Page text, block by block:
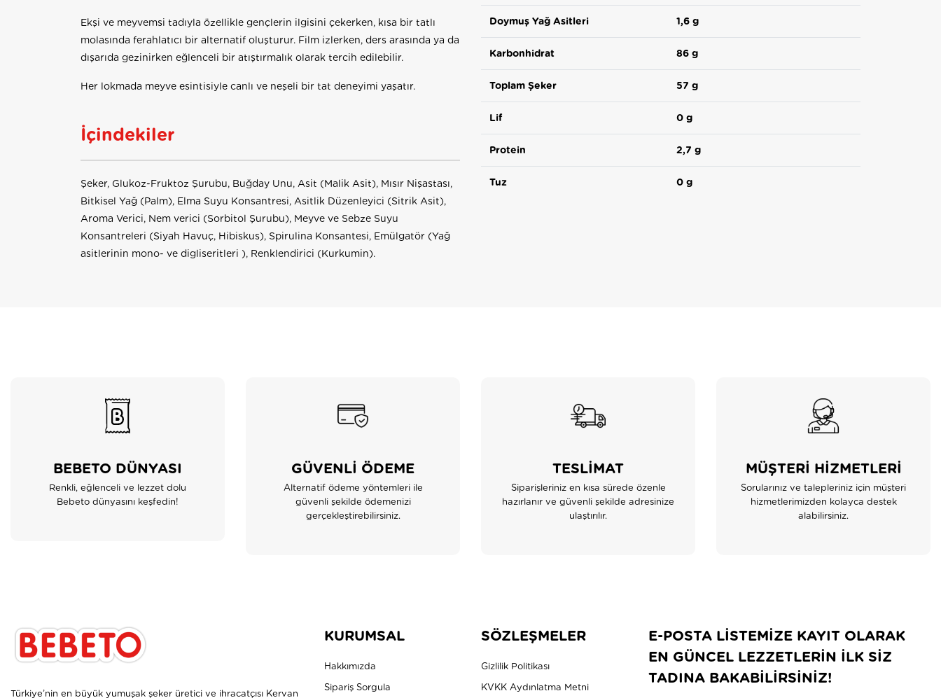
Ekşi ve meyvemsi tadıyla özellikle gençlerin ilgisini çekerken, kısa bir tatlı
molasında ferahlatıcı bir alternatif oluşturur. Film izlerken, ders arasında ya da
dışarıda gezinirken eğlenceli bir atıştırmalık olarak tercih edilebilir.
Her lokmada meyve esintisiyle canlı ve neşeli bir tat deneyimi yaşatır.
İçindekiler
Şeker, Glukoz-Fruktoz Şurubu, Buğday Unu, Asit (Malik Asit), Mısır Nişastası,
Bitkisel Yağ (Palm), Elma Suyu Konsantresi, Asitlik Düzenleyici (Sitrik Asit),
Aroma Verici, Nem verici (Sorbitol Şurubu), Meyve ve Sebze Suyu
Konsantreleri (Siyah Havuç, Hibiskus), Spirulina Konsantesi, Emülgatör (Yağ
asitlerinin mono- ve digliseritleri ), Renklendirici (Kurkumin).
Doymuş Yağ Asitleri 1,6 g
Karbonhidrat 86 g
Toplam Şeker 57 g
Lif 0 g
Protein 2,7 g
Tuz 0 g
BEBETO DÜNYASI
Renkli, eğlenceli ve lezzet dolu
Bebeto dünyasını keşfedin!
GÜVENLİ ÖDEME
Alternatif ödeme yöntemleri ile
güvenli şekilde ödemenizi
gerçekleştirebilirsiniz.
TESLİMAT
Siparişleriniz en kısa sürede özenle
hazırlanır ve güvenli şekilde adresinize
ulaştırılır.
MÜŞTERİ HİZMETLERİ
Sorularınız ve talepleriniz için müşteri
hizmetlerimizden kolayca destek
alabilirsiniz.
Türkiye’nin en büyük yumuşak şeker üretici ve ihracatçısı Kervan
KURUMSAL
Hakkımızda
Sipariş Sorgula
SÖZLEŞMELER
Gizlilik Politikası
KVKK Aydınlatma Metni
E-POSTA LİSTEMİZE KAYIT OLARAK
EN GÜNCEL LEZZETLERİN İLK SİZ
TADINA BAKABİLİRSİNİZ!